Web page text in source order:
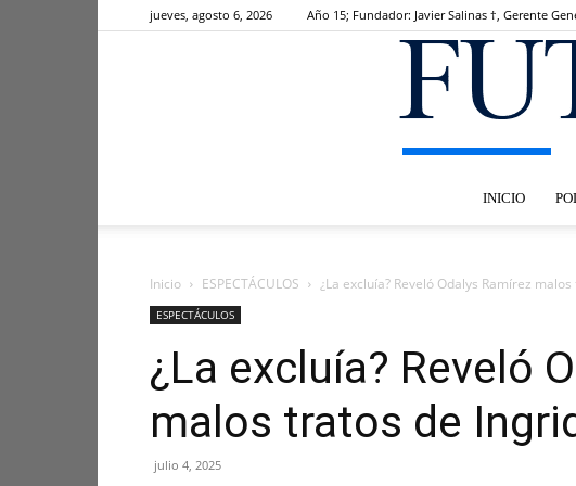
jueves, agosto 6, 2026 Año 15; Fundador: Javier Salinas †, Gerente
INICIO
Inicio ESPECTÁCULOS ¿La excluía? Reveló Odalys Ramírez
ESPECTÁCULOS
¿La excluía? Reveló
malos tratos de
julio 4, 2025